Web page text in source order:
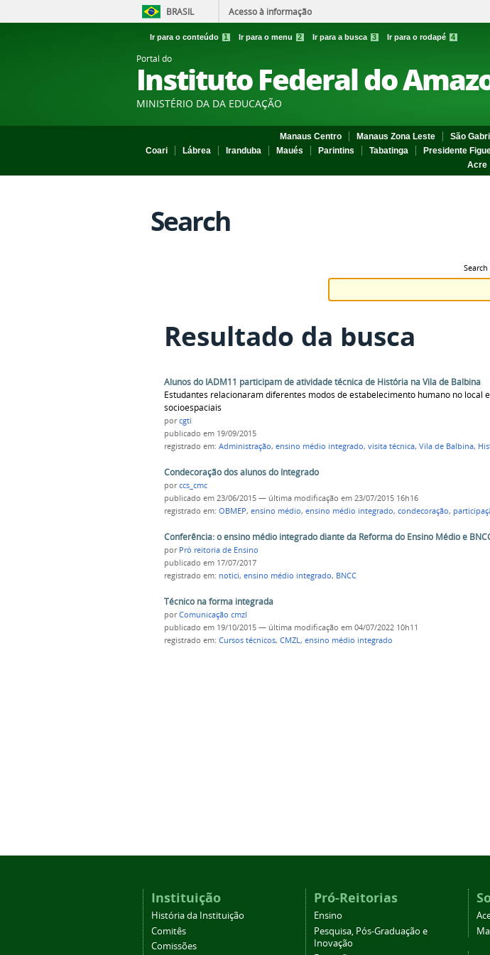
BRASIL Acesso à informação
Ir para o conteúdo 1 Ir para o menu 2 Ir para a busca 3 Ir para o rodapé 4
Portal do
Instituto Federal do
MINISTÉRIO DA DA EDUCAÇÃO
Manaus Centro Manaus Zona Leste São
Coari
Lábrea Iranduba Maués Parintins Tabatinga Presidente
Acre
Search
Search
Resultado da busca
Alunos do IADM11 participam de atividade técnica de História na Vila de Balbina
Estudantes relacionaram diferentes modos de estabelecimento humano no local
socioespaciais
porcgti
publicado em 19/09/2015
registrado em: Administração, ensino médio integrado, visita técnica, Vila de Balbina,
Condecoração dos alunos do Integrado
porccs_cmc
publicado em 23/06/2015 — última modificação em 23/07/2015 16h16
registrado em: OBMEP, ensino médio, ensino médio integrado, condecoração,
Conferência: o ensino médio integrado diante da Reforma do Ensino Médio e
por Pró reitoria de Ensino
publicado em 17/07/2017
registrado em: notici, ensino médio integrado, BNCC
Técnico na forma integrada
porComunicação cmzl
publicado em 19/10/2015 — última modificação em 04/07/2022 10h11
registrado em: Cursos técnicos, CMZL , ensino médio integrado
Instituição
História da Instituição
Comitês
Comissões
Pró-Reitorias
Ensino
Pesquisa, Pós-Graduação e
Inovação